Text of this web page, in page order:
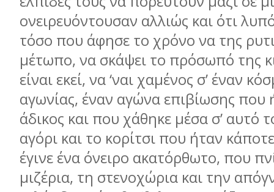
ονειρευόντουσαν αλλιώς και ότι
τόσο που άφησε το χρόνο να της
μέτωπο, να σκάψει το πρόσωπό της
είναι εκεί, να ‘ναι χαμένος σ’ έναν
αγωνίας, έναν αγώνα επιβίωσης που
άδικος και που χάθηκε μέσα σ’ αυτό
αγόρι και το κορίτσι που ήταν
έγινε ένα όνειρο ακατόρθωτο, που
μιζέρια, τη στενοχώρια και την